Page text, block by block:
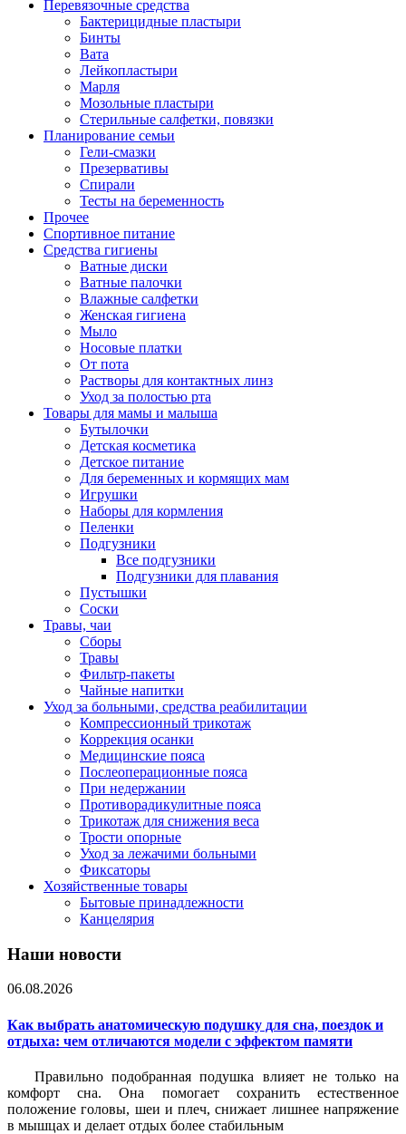
Перевязочные средства
Бактерицидные пластыри
Бинты
Вата
Лейкопластыри
Марля
Мозольные пластыри
Стерильные салфетки, повязки
Планирование семьи
Гели-смазки
Презервативы
Спирали
Тесты на беременность
Прочее
Спортивное питание
Средства гигиены
Ватные диски
Ватные палочки
Влажные салфетки
Женская гигиена
Мыло
Носовые платки
От пота
Растворы для контактных линз
Уход за полостью рта
Товары для мамы и малыша
Бутылочки
Детская косметика
Детское питание
Для беременных и кормящих мам
Игрушки
Наборы для кормления
Пеленки
Подгузники
Все подгузники
Подгузники для плавания
Пустышки
Соски
Травы, чаи
Сборы
Травы
Фильтр-пакеты
Чайные напитки
Уход за больными, средства реабилитации
Компрессионный трикотаж
Коррекция осанки
Медицинские пояса
Послеоперационные пояса
При недержании
Противорадикулитные пояса
Трикотаж для снижения веса
Трости опорные
Уход за лежачими больными
Фиксаторы
Хозяйственные товары
Бытовые принадлежности
Канцелярия
Наши новости
06.08.2026
Как выбрать анатомическую подушку для сна, поездок и
отдыха: чем отличаются модели с эффектом памяти
Правильно подобранная подушка влияет не только на
комфорт сна. Она помогает сохранить естественное
положение головы, шеи и плеч, снижает лишнее напряжение
в мышцах и делает отдых более стабильным